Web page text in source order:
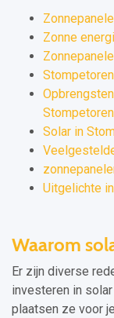
Zonne
Stompetoren
Solar in
Uitgelichte
Waarom
Er zijn diverse
investeren in
plaatsen ze voor